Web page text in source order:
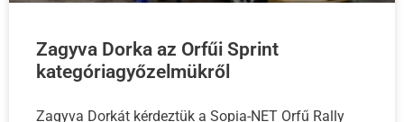
Zagyva Dorka az Orfűi Sprint
kategóriagyőzelmükről
Zagyva Dorkát kérdeztük a Sopia-NET Orfű Rally